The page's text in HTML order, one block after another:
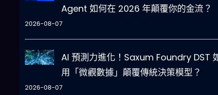
Agent 如何在 2026 年顛覆你的金流？
2026-08-07
AI 預測力進化！Saxum Foundry DST
用「微觀數據」顛覆傳統決策模型？
2026-08-07